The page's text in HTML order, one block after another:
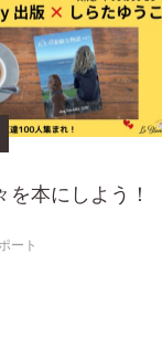
本にしよう！
ート